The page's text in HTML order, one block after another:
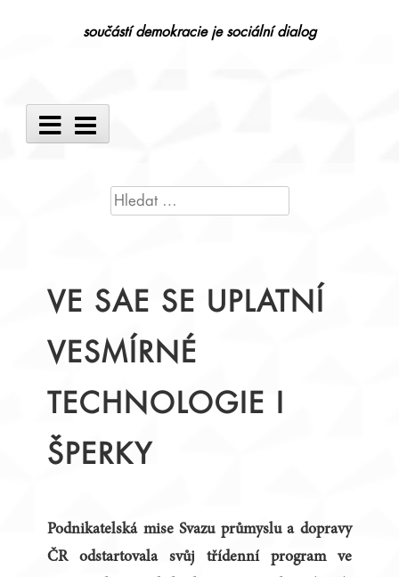
součástí demokracie je sociální dialog
Main
Menu
VYHLEDÁVÁNÍ
VE SAE SE UPLATNÍ
VESMÍRNÉ
TECHNOLOGIE I
ŠPERKY
Podnikatelská mise Svazu průmyslu a dopravy
ČR odstartovala svůj třídenní program ve